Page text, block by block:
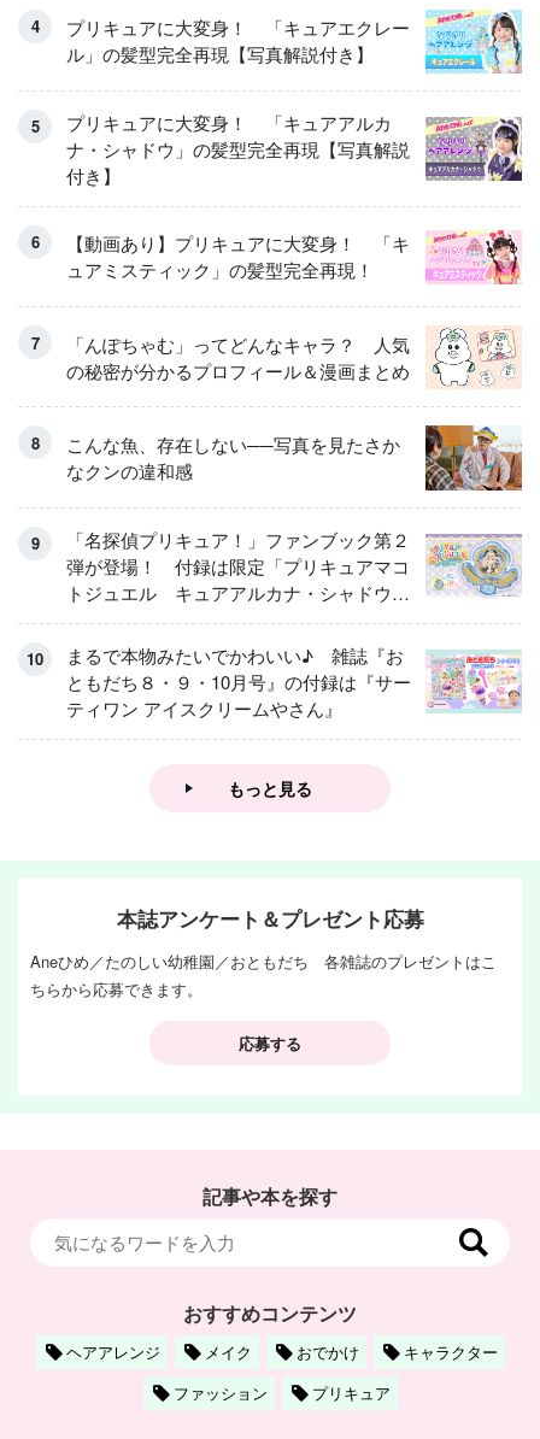
プリキュアに大変身！ 「キュアエクレー
ル」の髪型完全再現【写真解説付き】
プリキュアに大変身！ 「キュアアルカ
ナ・シャドウ」の髪型完全再現【写真解説
付き】
【動画あり】プリキュアに大変身！ 「キ
ュアミスティック」の髪型完全再現！
「んぽちゃむ」ってどんなキャラ？ 人気
の秘密が分かるプロフィール＆漫画まとめ
こんな魚、存在しない──写真を見たさか
なクンの違和感
「名探偵プリキュア！」ファンブック第２
弾が登場！ 付録は限定「プリキュアマコ
トジュエル キュアアルカナ・シャドウ
アイスver.」 キュアエクレールを大特
集！
まるで本物みたいでかわいい♪ 雑誌『お
ともだち８・９・10月号』の付録は『サー
ティワン アイスクリームやさん』
もっと見る
本誌アンケート＆プレゼント応募
Aneひめ／たのしい幼稚園／おともだち 各雑誌のプレゼントはこ
ちらから応募できます。
応募する
記事や本を探す
おすすめコンテンツ
ヘアアレンジ メイク おでかけ
キャラクター
ファッション
プリキュア